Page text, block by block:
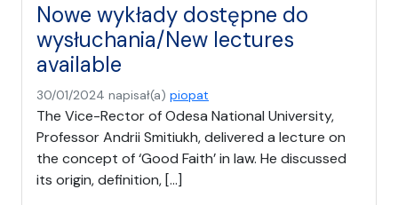
Nowe wykłady dostępne do
wysłuchania/New lectures
available
30/01/2024 napisał(a) piopat
The Vice-Rector of Odesa National University,
Professor Andrii Smitiukh, delivered a lecture on
the concept of ‘Good Faith’ in law. He discussed
its origin, definition, […]